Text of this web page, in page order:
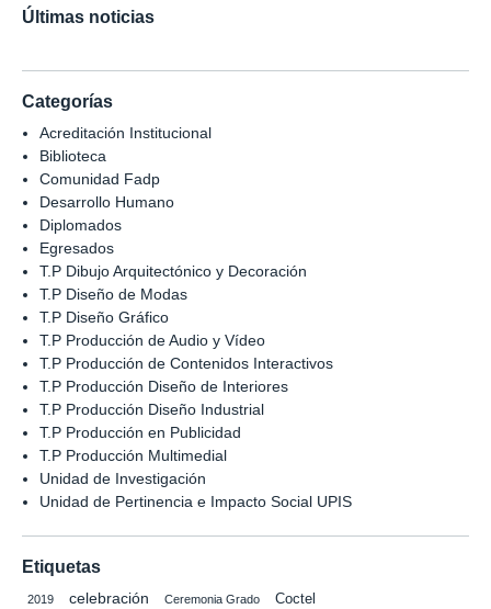
Últimas noticias
Categorías
Acreditación Institucional
Biblioteca
Comunidad Fadp
Desarrollo Humano
Diplomados
Egresados
T.P Dibujo Arquitectónico y Decoración
T.P Diseño de Modas
T.P Diseño Gráfico
T.P Producción de Audio y Vídeo
T.P Producción de Contenidos Interactivos
T.P Producción Diseño de Interiores
T.P Producción Diseño Industrial
T.P Producción en Publicidad
T.P Producción Multimedial
Unidad de Investigación
Unidad de Pertinencia e Impacto Social UPIS
Etiquetas
2019 celebración Ceremonia Grado Coctel